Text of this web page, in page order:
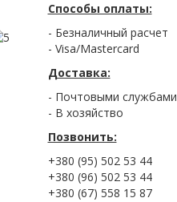
Способы оплаты:
- Безналичный расчет
- Visa/Mastercard
Доставка:
- Почтовыми службами
- В хозяйство
Позвонить:
+380 (95) 502 53 44
+380 (96) 502 53 44
+380 (67) 558 15 87